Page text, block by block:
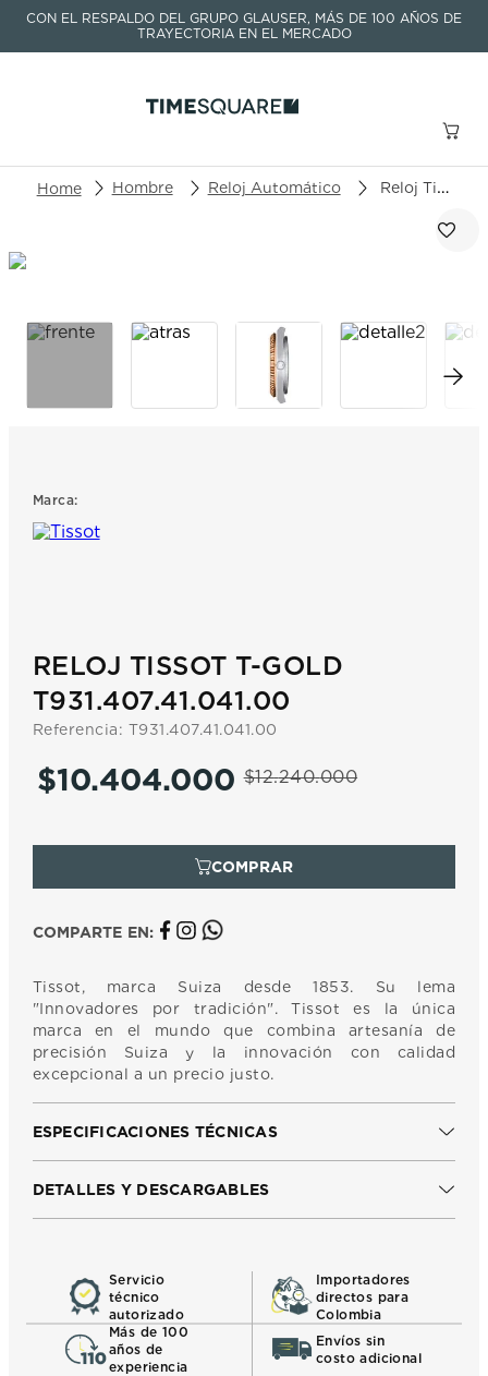
CON EL RESPALDO DEL GRUPO GLAUSER, MÁS DE 100 AÑOS DE
TRAYECTORIA EN EL MERCADO
Buscar un producto o artículo
Hombre Reloj Automático Reloj Tissot T-Gold T931.407.41.041.00
Marca:
RELOJ TISSOT T-GOLD
T931.407.41.041.00
Referencia: T931.407.41.041.00
$12.240.000
$10.404.000
COMPARTE EN:
Tissot, marca Suiza desde 1853. Su lema
"Innovadores por tradición". Tissot es la única
marca en el mundo que combina artesanía de
precisión Suiza y la innovación con calidad
excepcional a un precio justo.
ESPECIFICACIONES TÉCNICAS
DETALLES Y DESCARGABLES
Servicio
técnico
autorizado
Importadores
directos para
Colombia
Más de 100
años de
experiencia
Envíos sin
costo adicional
TÉRMINOS MÁS BUSCADOS
3.
4.